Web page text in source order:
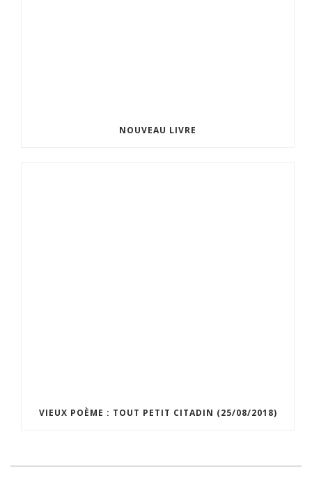
NOUVEAU LIVRE
VIEUX POÈME : TOUT PETIT CITADIN (25/08/2018)